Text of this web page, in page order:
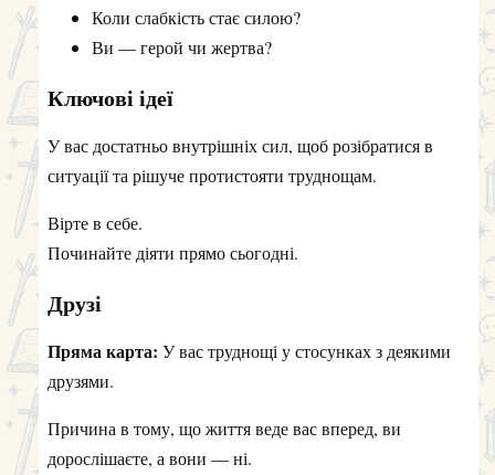
Коли слабкість стає силою?
Ви — герой чи жертва?
Ключові ідеї
У вас достатньо внутрішніх сил, щоб розібратися в
ситуації та рішуче протистояти труднощам.
Вірте в себе.
Починайте діяти прямо сьогодні.
Друзі
Пряма карта: У вас труднощі у стосунках з деякими
друзями.
Причина в тому, що життя веде вас вперед, ви
дорослішаєте, а вони — ні.